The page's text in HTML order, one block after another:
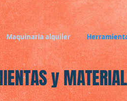
Maquinaria alquiler
y